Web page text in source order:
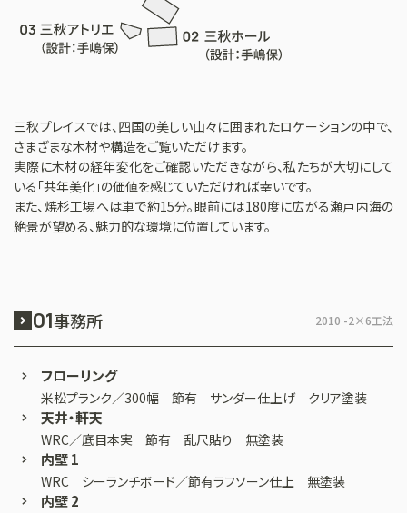
三秋プレイスでは、四国の美しい山々に囲まれたロケーションの中で、
さまざまな木材や構造をご覧いただけます。
実際に木材の経年変化をご確認いただきながら、私たちが大切にして
いる「共年美化」の価値を感じていただければ幸いです。
また、焼杉工場へは車で約15分。眼前には180度に広がる瀬戸内海の
絶景が望める、魅力的な環境に位置しています。
01事務所 2010 -2×6工法
フローリング
米松プランク／300幅 節有 サンダー仕上げ クリア塗装
天井・軒天
WRC／底目本実 節有 乱尺貼り 無塗装
内壁 1
WRC シーランチボード／節有ラフソーン仕上 無塗装
内壁 2